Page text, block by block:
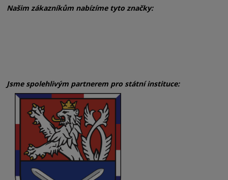
Našim zákazníkům nabízíme tyto značky:
Jsme spolehlivým partnerem pro státní instituce: